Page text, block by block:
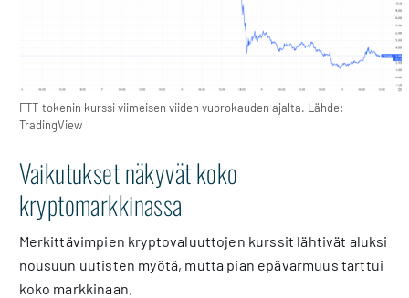
FTT-tokenin kurssi viimeisen viiden vuorokauden ajalta. Lähde:
TradingView
Vaikutukset näkyvät koko
kryptomarkkinassa
Merkittävimpien kryptovaluuttojen kurssit lähtivät aluksi
nousuun uutisten myötä, mutta pian epävarmuus tarttui
koko markkinaan.